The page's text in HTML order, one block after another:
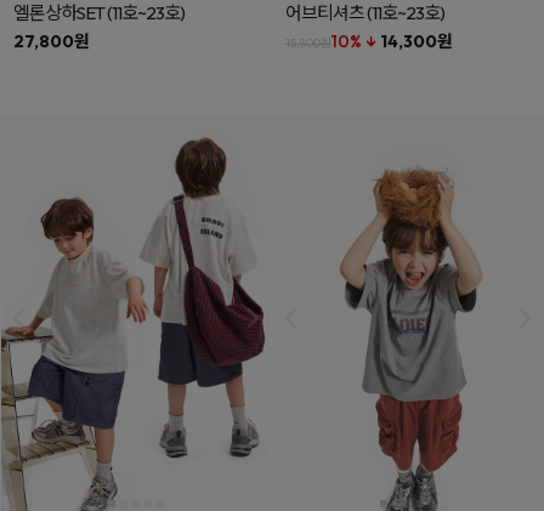
엘론상하SET(11호~23호)
27,800원
어브티셔츠(11호~23호)
15,800원10% ↓ 14,300원